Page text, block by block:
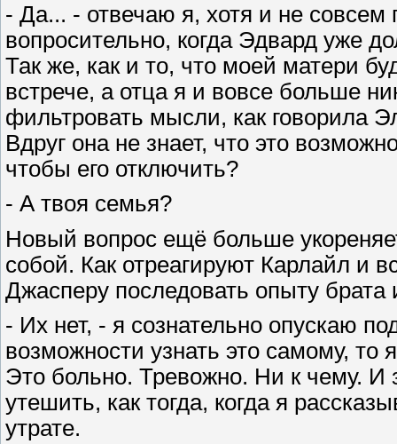
- Да... - отвечаю я, хотя и не совсем
вопросительно, когда Эдвард уже
Так же, как и то, что моей матери
встрече, а отца я и вовсе больше
фильтровать мысли, как говорила
Вдруг она не знает, что это
чтобы его отключить?
- А твоя семья?
Новый вопрос ещё больше
собой. Как отреагируют Карлайл и
Джасперу последовать опыту брата
- Их нет, - я сознательно опускаю
возможности узнать это самому, то
Это больно. Тревожно. Ни к чему. И
утешить, как тогда, когда я
утрате.